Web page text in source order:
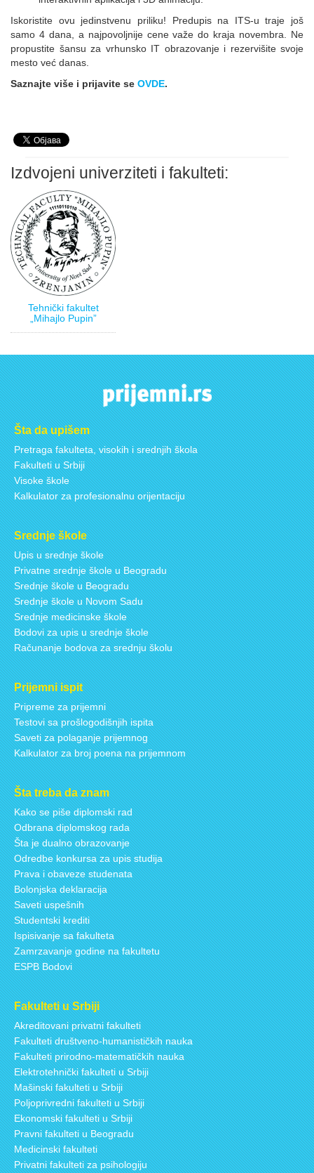
Iskoristite ovu jedinstvenu priliku! Predupis na ITS-u traje još
samo 4 dana, a najpovoljnije cene važe do kraja novembra. Ne
propustite šansu za vrhunsko IT obrazovanje i rezervišite svoje
mesto već danas.
Saznajte više i prijavite se OVDE.
Izdvojeni univerziteti i fakulteti:
Tehnički fakultet
„Mihajlo Pupin”
Šta da upišem
Pretraga fakulteta, visokih i srednjih škola
Fakulteti u Srbiji
Visoke škole
Kalkulator za profesionalnu orijentaciju
Srednje škole
Upis u srednje škole
Privatne srednje škole u Beogradu
Srednje škole u Beogradu
Srednje škole u Novom Sadu
Srednje medicinske škole
Bodovi za upis u srednje škole
Računanje bodova za srednju školu
Prijemni ispit
Pripreme za prijemni
Testovi sa prošlogodišnjih ispita
Saveti za polaganje prijemnog
Kalkulator za broj poena na prijemnom
Šta treba da znam
Kako se piše diplomski rad
Odbrana diplomskog rada
Šta je dualno obrazovanje
Odredbe konkursa za upis studija
Prava i obaveze studenata
Bolonjska deklaracija
Saveti uspešnih
Studentski krediti
Ispisivanje sa fakulteta
Zamrzavanje godine na fakultetu
ESPB Bodovi
Fakulteti u Srbiji
Akreditovani privatni fakulteti
Fakulteti društveno-humanističkih nauka
Fakulteti prirodno-matematičkih nauka
Elektrotehnički fakulteti u Srbiji
Mašinski fakulteti u Srbiji
Poljoprivredni fakulteti u Srbiji
Ekonomski fakulteti u Srbiji
Pravni fakulteti u Beogradu
Medicinski fakulteti
Privatni fakulteti za psihologiju